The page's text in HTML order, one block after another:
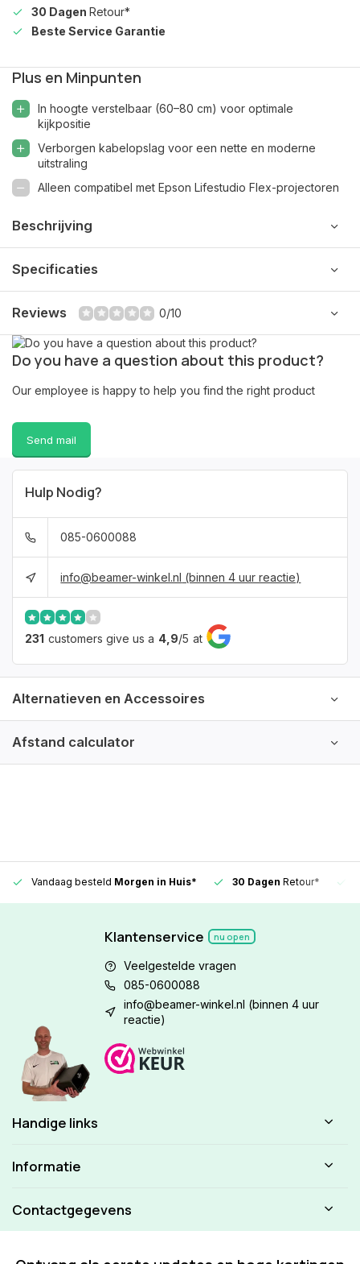
30 Dagen Retour*
Beste Service Garantie
Plus en Minpunten
In hoogte verstelbaar (60–80 cm) voor optimale
kijkpositie
Verborgen kabelopslag voor een nette en moderne
uitstraling
Alleen compatibel met Epson Lifestudio Flex-projectoren
Beschrijving
Specificaties
Reviews 0/10
Do you have a question about this product?
Our employee is happy to help you find the right product
Send mail
Hulp Nodig?
085-0600088
info@beamer-winkel.nl (binnen 4 uur reactie)
231 customers give us a 4,9/5 at
Alternatieven en Accessoires
Afstand calculator
Vandaag besteld Morgen in Huis* 30 Dagen Retour*
Klantenservice nu open
Veelgestelde vragen
085-0600088
info@beamer-winkel.nl (binnen 4 uur
reactie)
Handige links
Informatie
Contactgegevens